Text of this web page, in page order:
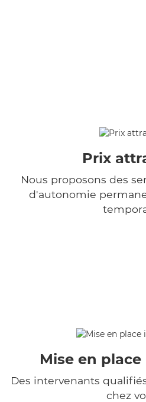
Prix
Nous proposons des
d'autonomie
Mise en
Des intervenants
chez